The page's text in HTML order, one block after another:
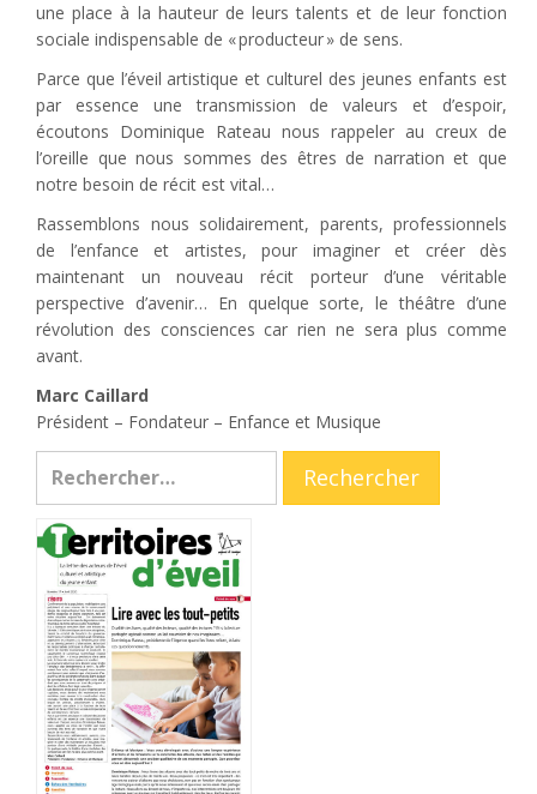
une place à la hauteur de leurs talents et de leur fonction
sociale indispensable de « producteur » de sens.
Parce que l’éveil artistique et culturel des jeunes enfants est
par essence une transmission de valeurs et d’espoir,
écoutons Dominique Rateau nous rappeler au creux de
l’oreille que nous sommes des êtres de narration et que
notre besoin de récit est vital…
Rassemblons nous solidairement, parents, professionnels
de l’enfance et artistes, pour imaginer et créer dès
maintenant un nouveau récit porteur d’une véritable
perspective d’avenir… En quelque sorte, le théâtre d’une
révolution des consciences car rien ne sera plus comme
avant.
Marc Caillard
Président – Fondateur – Enfance et Musique